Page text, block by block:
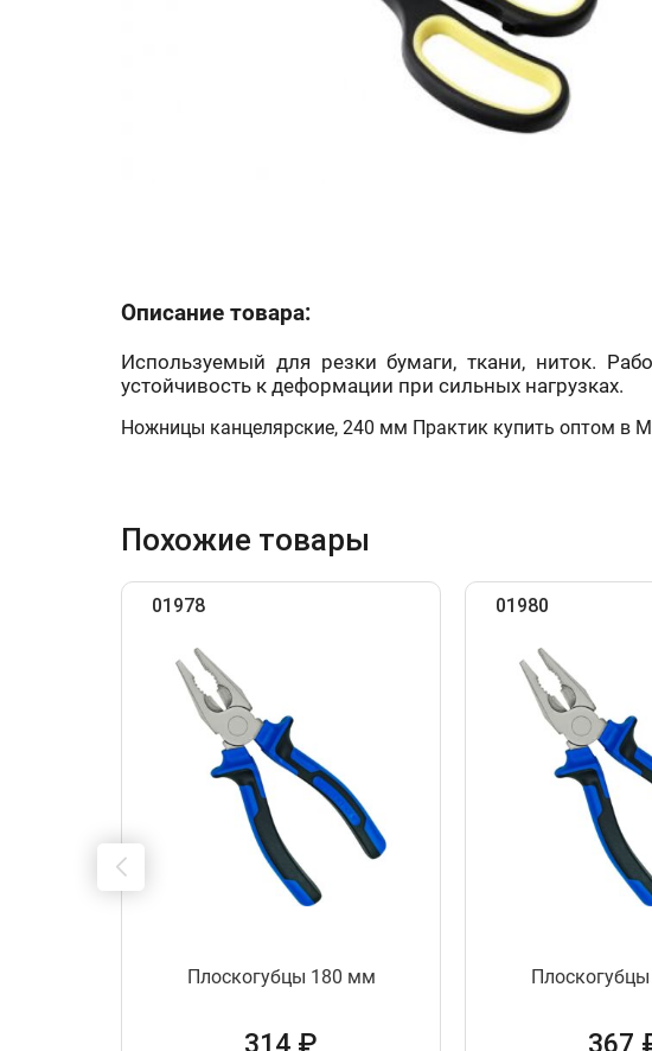
Описание товара:
Используемый для резки бумаги, ткани, ниток.
устойчивость к деформации при сильных нагрузках.
Ножницы канцелярские, 240 мм Практик купить оптом в
Похожие товары
01978
Плоскогубцы 180 мм
314 ₽
01980
367